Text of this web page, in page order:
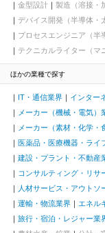
金型設計
製造（溶接・
デバイス開発（半導体・
プロセスエンジニア（半
テクニカルライター（マ
ほかの業種で探す
IT・通信業界
インター
メーカー（機械・電気）
メーカー（素材・化学
医薬品・医療機器・ライ
建設・プラント・不動産
コンサルティング・リサ
人材サービス・アウトソ
運輸・物流業界
エネル
旅行・宿泊・レジャー業